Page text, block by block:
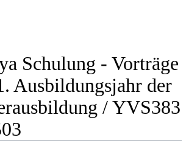
Schulung - Vorträge
Ausbildungsjahr der
/ YVS383